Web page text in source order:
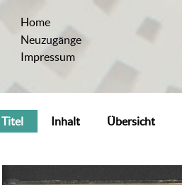
Home
Neuzugänge
Impressum
Titel Inhalt Übersicht